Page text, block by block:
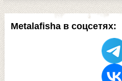
Metalafisha в соцсетях: